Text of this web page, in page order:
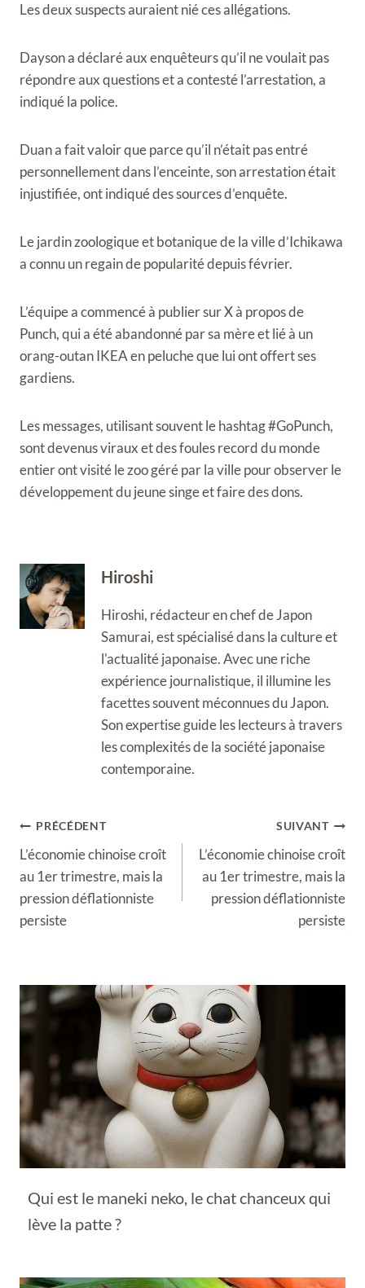
Les deux suspects auraient nié ces allégations.
Dayson a déclaré aux enquêteurs qu’il ne voulait pas
répondre aux questions et a contesté l’arrestation, a
indiqué la police.
Duan a fait valoir que parce qu’il n’était pas entré
personnellement dans l’enceinte, son arrestation était
injustifiée, ont indiqué des sources d’enquête.
Le jardin zoologique et botanique de la ville d’Ichikawa
a connu un regain de popularité depuis février.
L’équipe a commencé à publier sur X à propos de
Punch, qui a été abandonné par sa mère et lié à un
orang-outan IKEA en peluche que lui ont offert ses
gardiens.
Les messages, utilisant souvent le hashtag #GoPunch,
sont devenus viraux et des foules record du monde
entier ont visité le zoo géré par la ville pour observer le
développement du jeune singe et faire des dons.
Hiroshi
Hiroshi, rédacteur en chef de Japon
Samurai, est spécialisé dans la culture et
l'actualité japonaise. Avec une riche
expérience journalistique, il illumine les
facettes souvent méconnues du Japon.
Son expertise guide les lecteurs à travers
les complexités de la société japonaise
contemporaine.
Navigation
de
l’article
PRÉCÉDENT
L’économie chinoise croît
au 1er trimestre, mais la
pression déflationniste
persiste
SUIVANT
L’économie chinoise croît
au 1er trimestre, mais la
pression déflationniste
persiste
Qui est le maneki neko, le chat chanceux qui
lève la patte ?